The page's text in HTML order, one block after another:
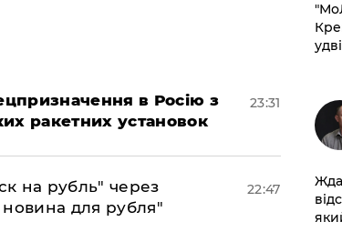
в Росію з
ракетних установок
23:31
на рубль" через
для рубля"
22:47